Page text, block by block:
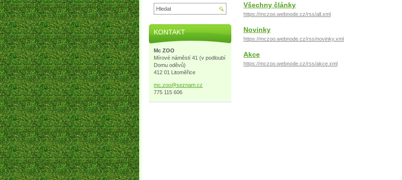
Všechny články
https://mczoo.webnode.cz/rss/all.xml
Novinky
https://mczoo.webnode.cz/rss/novinky.xml
Akce
https://mczoo.webnode.cz/rss/akce.xml
KONTAKT
Mc ZOO
Mírové náměstí 41 (v podloubí
Domu oděvů)
412 01 Litoměřice
mc.zoo@seznam.cz
775 115 606